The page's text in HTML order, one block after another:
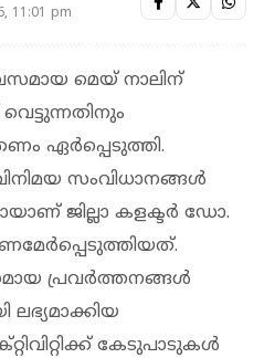
11:01 pm
മെയ് നാലിന്
ഏർപ്പെടുത്തി.
സംവിധാനങ്ങൾ
ജില്ലാ കളക്ടർ ഡോ.
പ്രവർത്തനങ്ങൾ
ലഭ്യമാക്കിയ
കേടുപാടുകൾ